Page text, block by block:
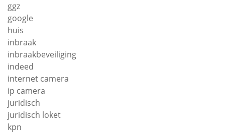
ggz
google
huis
inbraak
inbraakbeveiliging
indeed
internet camera
ip camera
juridisch
juridisch loket
kpn